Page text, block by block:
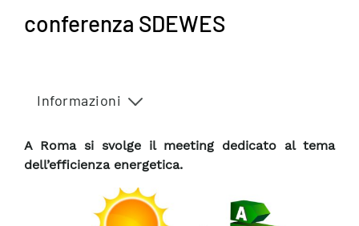
conferenza SDEWES
Informazioni
A Roma si svolge il meeting dedicato al tema
dell’efficienza energetica.